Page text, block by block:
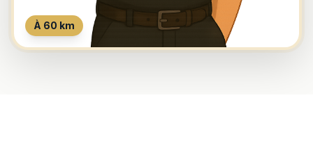
À 60 km